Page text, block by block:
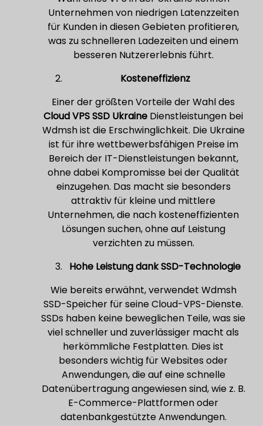
Unternehmen von niedrigen Latenzzeiten
für Kunden in diesen Gebieten profitieren,
was zu schnelleren Ladezeiten und einem
besseren Nutzererlebnis führt.
Kosteneffizienz
Einer der größten Vorteile der Wahl des
Cloud VPS SSD Ukraine Dienstleistungen bei
Wdmsh ist die Erschwinglichkeit. Die Ukraine
ist für ihre wettbewerbsfähigen Preise im
Bereich der IT-Dienstleistungen bekannt,
ohne dabei Kompromisse bei der Qualität
einzugehen. Das macht sie besonders
attraktiv für kleine und mittlere
Unternehmen, die nach kosteneffizienten
Lösungen suchen, ohne auf Leistung
verzichten zu müssen.
Hohe Leistung dank SSD-Technologie
Wie bereits erwähnt, verwendet Wdmsh
SSD-Speicher für seine Cloud-VPS-Dienste.
SSDs haben keine beweglichen Teile, was sie
viel schneller und zuverlässiger macht als
herkömmliche Festplatten. Dies ist
besonders wichtig für Websites oder
Anwendungen, die auf eine schnelle
Datenübertragung angewiesen sind, wie z. B.
E-Commerce-Plattformen oder
datenbankgestützte Anwendungen.